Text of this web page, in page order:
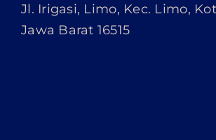
Jl. Irigasi, Limo, Kec. Limo,
Jawa Barat 16515